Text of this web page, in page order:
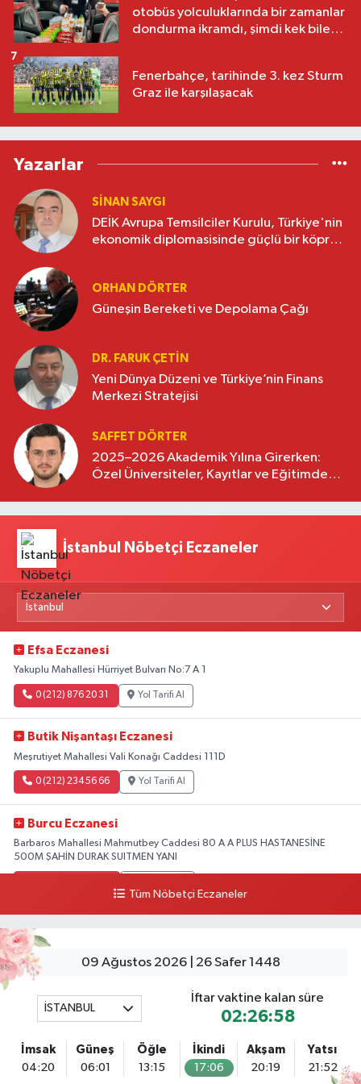
otobüs yolculuklarında bir zamanlar
dondurma ikramdı, şimdi kek bile
Fenerbahçe, tarihinde 3. kez Sturm
Graz ile karşılaşacak
7
Yazarlar
SINAN SAYGI
DEİK Avrupa Temsilciler Kurulu, Türkiye'nin
ekonomik diplomasisinde güçlü bir köprü
ORHAN DÖRTER
Güneşin Bereketi ve Depolama Çağı
DR. FARUK ÇETİN
Yeni Dünya Düzeni ve Türkiye’nin Finans
Merkezi Stratejisi
SAFFET DÖRTER
2025–2026 Akademik Yılına Girerken:
Özel Üniversiteler, Kayıtlar ve Eğitimde
İstanbul Nöbetçi Eczaneler
Efsa Eczanesi
Yakuplu Mahallesi Hürriyet Bulvarı No:7 A 1
0 (212) 876 20 31 Yol Tarifi Al
Butik Nişantaşı Eczanesi
Meşrutiyet Mahallesi Vali Konağı Caddesi 111D
0 (212) 234 56 66 Yol Tarifi Al
Burcu Eczanesi
Barbaros Mahallesi Mahmutbey Caddesi 80 A A PLUS HASTANESİNE
500M ŞAHİN DURAK SUITMEN YANI
Akşemsettin Mahallesi Akdeniz Caddesi No:12 A 41.01948179055185,
28.946705949073934
Tersane İstanbul Eczanesi
Camiikebir Mahallesi Taşkızak Tersanesi Caddesi 6 6B Tersane İstanbul
içerisi ama yol üzerinde
Tüm Nöbetçi Eczaneler
09 Ağustos 2026 | 26 Safer 1448
İSTANBUL
İftar vaktine kalan süre
02:26:57
İmsak
04:20
Güneş
06:01
Öğle
13:15
İkindi
17:06
Akşam
20:19
Yatsı
21:52